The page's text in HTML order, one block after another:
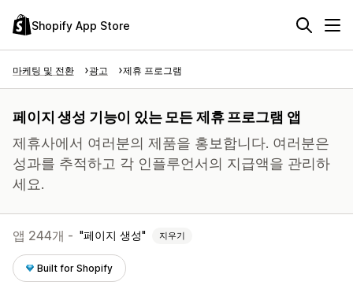
Shopify App Store
마케팅 및 전환 광고 제휴 프로그램
페이지 생성 기능이 있는 모든 제휴 프로그램 앱
제휴사에서 여러분의 제품을 홍보합니다. 여러분은
성과를 추적하고 각 인플루언서의 지급액을 관리하
세요.
앱 244개 - 페이지 생성 지우기
Built for Shopify